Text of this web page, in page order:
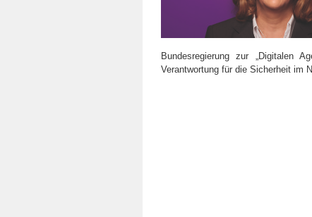
Bundesregierung zur „Digitalen
Verantwortung für die Sicherheit im